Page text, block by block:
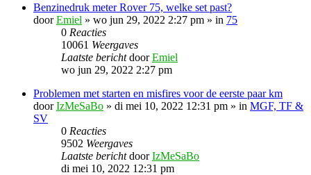
Benzinedruk meter Rover 75, welke set past?
doorEmiel » wo jun 29, 2022 2:27 pm » in 75
0 Reacties
10061 Weergaves
Laatste berichtdoorEmiel
wo jun 29, 2022 2:27 pm
Problemen met starten en misfires voor de eerste paar km
doorIzMeSaBo » di mei 10, 2022 12:31 pm » in MGF, TF &
SV
0 Reacties
9502 Weergaves
Laatste berichtdoorIzMeSaBo
di mei 10, 2022 12:31 pm